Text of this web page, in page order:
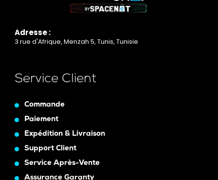
Adresse :
3 rue d'Afrique, Menzah 5, Tunis, Tunisie
Service Client
Commande
Paiement
Expédition & Livraison
Support Client
Service Après-Vente
Assurance Garanty